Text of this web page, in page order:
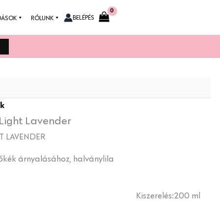
RÓLUNK BELÉPÉS
Lavender
árnyalásához, halványlila
Kiszerelés:200 ml